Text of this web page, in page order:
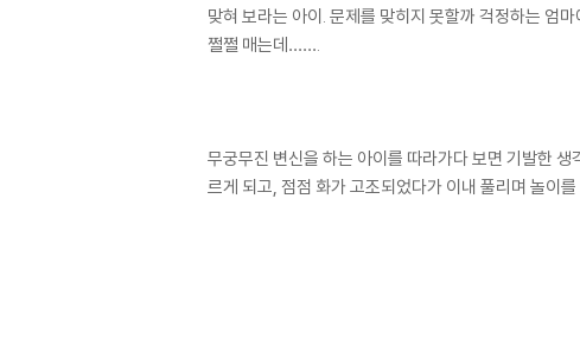
맞혀 보라는 아이. 문제를 맞히지 못할까 걱정하는 엄
쩔쩔 매는데…….
무궁무진 변신을 하는 아이를 따라가다 보면 기발한
르게 되고, 점점 화가 고조되었다가 이내 풀리며 놀이